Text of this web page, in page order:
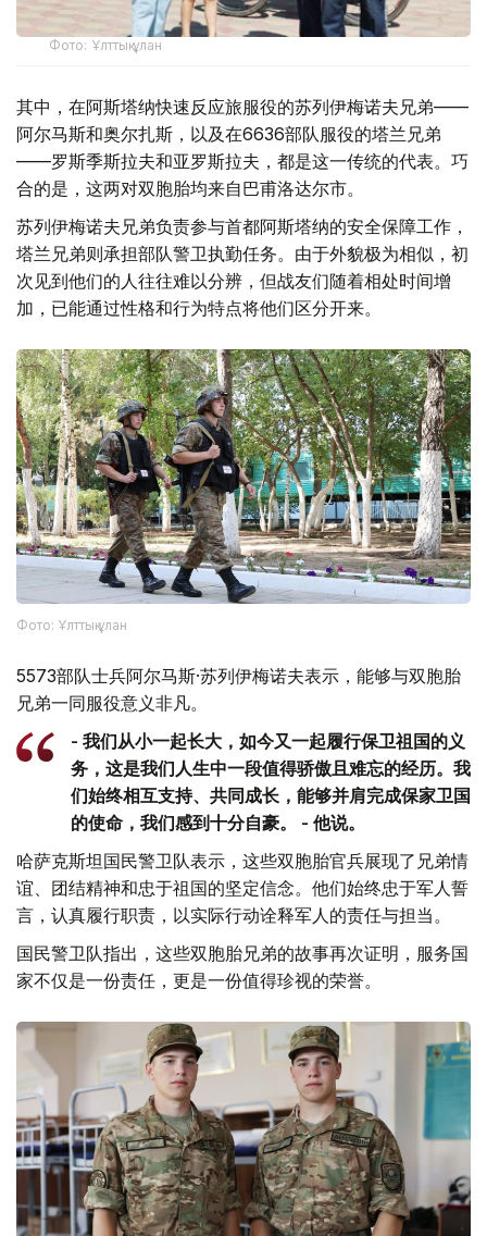
Фото: Ұлттық ұлан
其中，在阿斯塔纳快速反应旅服役的苏列伊梅诺夫兄弟——
阿尔马斯和奥尔扎斯，以及在6636部队服役的塔兰兄弟
——罗斯季斯拉夫和亚罗斯拉夫，都是这一传统的代表。巧
合的是，这两对双胞胎均来自巴甫洛达尔市。
苏列伊梅诺夫兄弟负责参与首都阿斯塔纳的安全保障工作，
塔兰兄弟则承担部队警卫执勤任务。由于外貌极为相似，初
次见到他们的人往往难以分辨，但战友们随着相处时间增
加，已能通过性格和行为特点将他们区分开来。
Фото: Ұлттық ұлан
5573部队士兵阿尔马斯·苏列伊梅诺夫表示，能够与双胞胎
兄弟一同服役意义非凡。
- 我们从小一起长大，如今又一起履行保卫祖国的义
务，这是我们人生中一段值得骄傲且难忘的经历。我
们始终相互支持、共同成长，能够并肩完成保家卫国
的使命，我们感到十分自豪。 - 他说。
哈萨克斯坦国民警卫队表示，这些双胞胎官兵展现了兄弟情
谊、团结精神和忠于祖国的坚定信念。他们始终忠于军人誓
言，认真履行职责，以实际行动诠释军人的责任与担当。
国民警卫队指出，这些双胞胎兄弟的故事再次证明，服务国
家不仅是一份责任，更是一份值得珍视的荣誉。